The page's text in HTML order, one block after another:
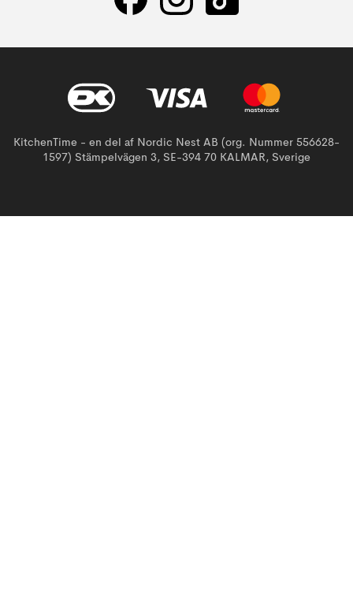
KitchenTime - en del af Nordic Nest AB (org. Nummer 556628-
1597) Stämpelvägen 3, SE-394 70 KALMAR, Sverige